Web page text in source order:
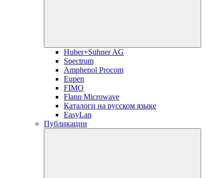
Huber+Suhner AG
Spectrum
Amphenol Procom
Eupen
FIMO
Flann Microwave
Каталоги на русском языке
EasyLan
Публикации